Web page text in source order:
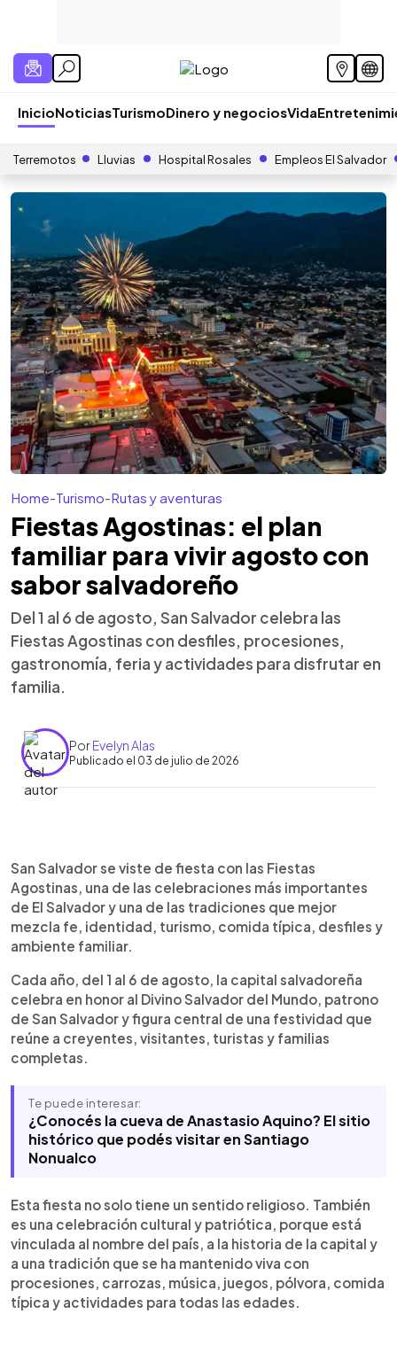
InicioNoticiasTurismoDinero y negociosVida
Terremotos Lluvias Hospital Rosales Empleos El Salvador
Home-Turismo-Rutas y aventuras
Fiestas Agostinas: el plan
familiar para vivir agosto con
sabor salvadoreño
Del 1 al 6 de agosto, San Salvador celebra las
Fiestas Agostinas con desfiles, procesiones,
gastronomía, feria y actividades para disfrutar en
familia.
PorEvelyn Alas
Publicado el 03 de julio de 2026
► Escuchar artículo
Las Fiestas Agostinas convierten a San Salvador
en el centro de una de las celebraciones más
importantes de El Salvador. Del 1 al 6 de agosto,
miles de personas participan en desfiles,
procesiones, actividades religiosas, feria, música
del Mundo. Entre los eventos más esperados
destacan el Desfile del Correo, La Bajada y la
misa solemne del 6 de agosto. Además, Sivar
Land ofrece juegos mecánicos, comida
tradicional y entretenimiento para todas las
edades. La festividad también representa una
historia, cultura y tradiciones salvadoreñas.
San Salvador se viste de fiesta con las Fiestas
Agostinas, una de las celebraciones más importantes
de El Salvador y una de las tradiciones que mejor
mezcla fe, identidad, turismo, comida típica, desfiles y
ambiente familiar.
Cada año, del 1 al 6 de agosto, la capital salvadoreña
celebra en honor al Divino Salvador del Mundo, patrono
de San Salvador y figura central de una festividad que
reúne a creyentes, visitantes, turistas y familias
completas.
Te puede interesar:
¿Conocés la cueva de Anastasio Aquino? El sitio
histórico que podés visitar en Santiago
Nonualco
Esta fiesta no solo tiene un sentido religioso. También
es una celebración cultural y patriótica, porque está
vinculada al nombre del país, a la historia de la capital y
a una tradición que se ha mantenido viva con
procesiones, carrozas, música, juegos, pólvora, comida
típica y actividades para todas las edades.